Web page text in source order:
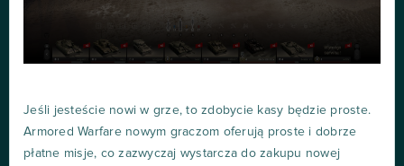
Jeśli jesteście nowi w grze, to zdobycie kasy będzie proste.
Armored Warfare nowym graczom oferują proste i dobrze
płatne misje, co zazwyczaj wystarcza do zakupu nowej